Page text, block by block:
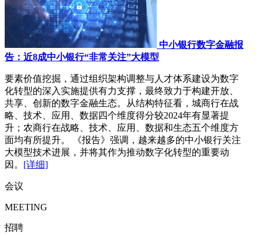
中小银行数字金融报
告：近8成中小银行“非常关注”大模型
要素价值挖掘，通过组织架构调整与人才体系建设为数字
化转型的深入实施提供有力支撑，最终致力于构建开放、
共享、创新的数字金融生态。从结构特征看，城商行在战
略、技术、应用、数据四个维度得分较2024年有显著提
升；农商行在战略、技术、应用、数据和生态五个维度方
面均有所提升。 《报告》强调，越来越多的中小银行关注
大模型技术进展，并将其作为推动数字化转型的重要动
因。 [详细]
会议
MEETING
招聘